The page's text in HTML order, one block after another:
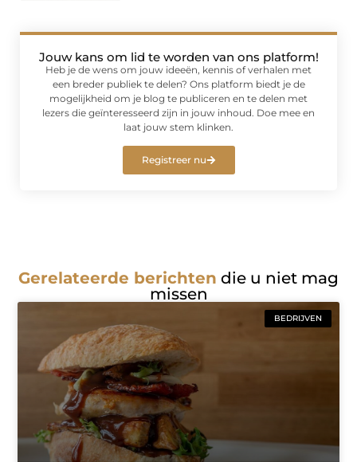
Jouw kans om lid te worden van ons platform!
Heb je de wens om jouw ideeën, kennis of verhalen met
een breder publiek te delen? Ons platform biedt je de
mogelijkheid om je blog te publiceren en te delen met
lezers die geïnteresseerd zijn in jouw inhoud. Doe mee en
laat jouw stem klinken.
Registreer nu
Gerelateerde berichten die u niet mag
missen
BEDRIJVEN